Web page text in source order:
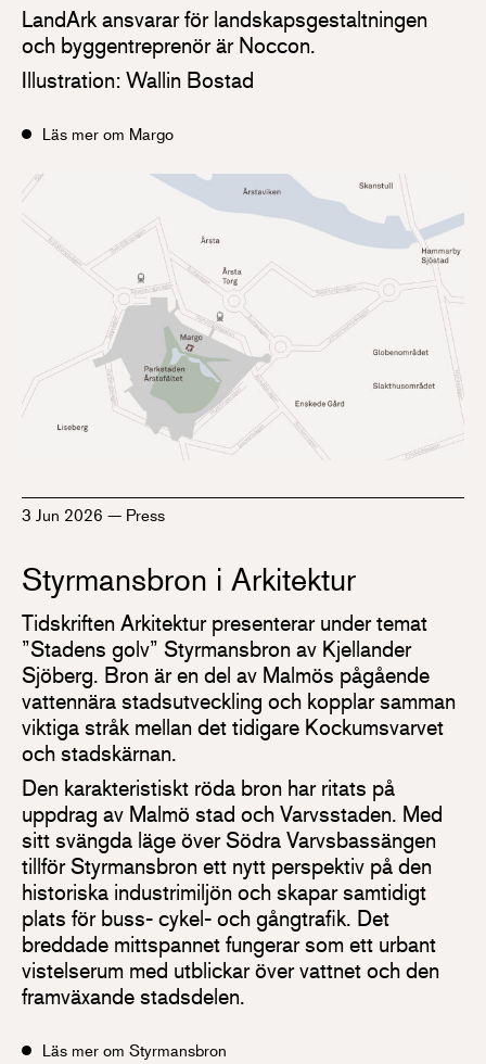
LandArk ansvarar för landskapsgestaltningen
och byggentreprenör är Noccon.
Illustration: Wallin Bostad
Läs mer om Margo
3 Jun 2026 — Press
Styrmansbron i Arkitektur
Tidskriften Arkitektur presenterar under temat
”Stadens golv” Styrmansbron av Kjellander
Sjöberg. Bron är en del av Malmös pågående
vattennära stadsutveckling och kopplar samman
viktiga stråk mellan det tidigare Kockumsvarvet
och stadskärnan.
Den karakteristiskt röda bron har ritats på
uppdrag av Malmö stad och Varvsstaden. Med
sitt svängda läge över Södra Varvsbassängen
tillför Styrmansbron ett nytt perspektiv på den
historiska industrimiljön och skapar samtidigt
plats för buss- cykel- och gångtrafik. Det
breddade mittspannet fungerar som ett urbant
vistelserum med utblickar över vattnet och den
framväxande stadsdelen.
Läs mer om Styrmansbron